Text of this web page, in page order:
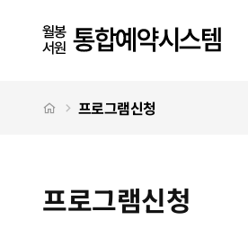
처음으로
프로그램신청
프로그램신청